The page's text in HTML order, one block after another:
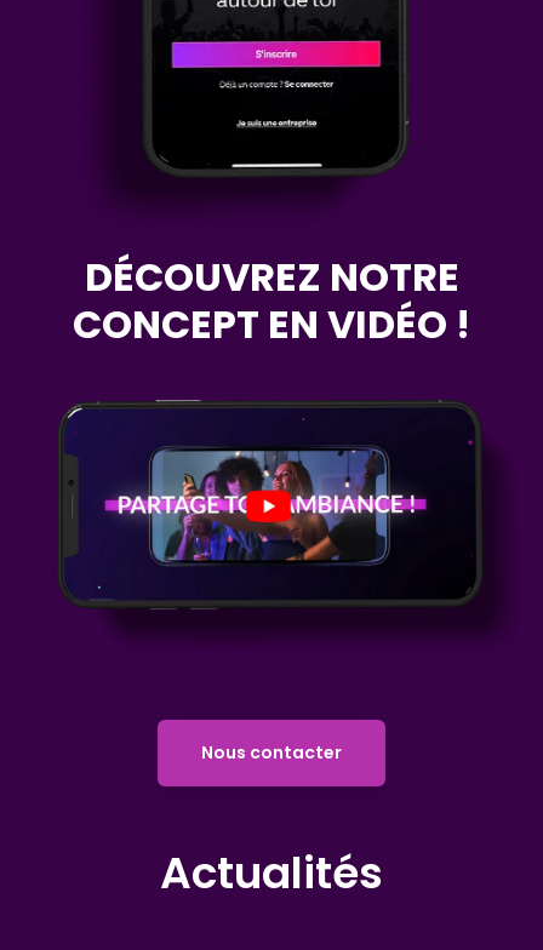
DÉCOUVREZ NOTRE
CONCEPT EN VIDÉO !
Nous contacter
Actualités